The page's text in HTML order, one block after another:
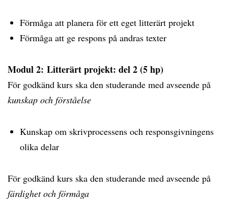
Förmåga att planera för ett eget litterärt projekt
Förmåga att ge respons på andras texter
Modul 2: Litterärt projekt: del 2 (5 hp)
För godkänd kurs ska den studerande med avseende på
kunskap och förståelse
Kunskap om skrivprocessens och responsgivningens
olika delar
För godkänd kurs ska den studerande med avseende på
färdighet och förmåga